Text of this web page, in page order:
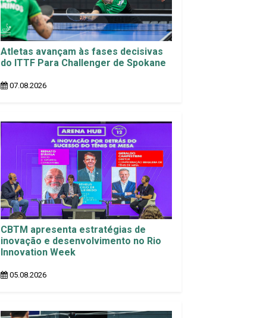
Atletas avançam às fases decisivas
do ITTF Para Challenger de Spokane
07.08.2026
CBTM apresenta estratégias de
inovação e desenvolvimento no Rio
Innovation Week
05.08.2026